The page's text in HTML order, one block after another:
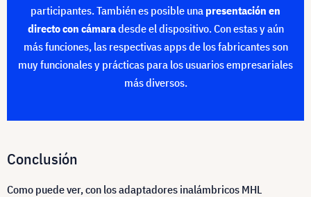
participantes. También es posible una presentación en
directo con cámaradesde el dispositivo. Con estas y aún
más funciones, las respectivas apps de los fabricantes son
muy funcionales y prácticas para los usuarios empresariales
más diversos.
Conclusión
Como puede ver, con los adaptadores inalámbricos MHL